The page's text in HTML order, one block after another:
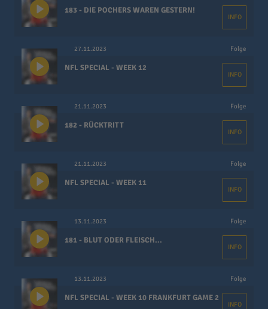
183 - DIE POCHERS WAREN GESTERN!
INFO
27.11.2023 Folge
NFL SPECIAL - WEEK 12
INFO
21.11.2023 Folge
182 - RÜCKTRITT
INFO
21.11.2023 Folge
NFL SPECIAL - WEEK 11
INFO
13.11.2023 Folge
181 - BLUT ODER FLEISCH...
INFO
13.11.2023 Folge
NFL SPECIAL - WEEK 10 FRANKFURT GAME 2
INFO